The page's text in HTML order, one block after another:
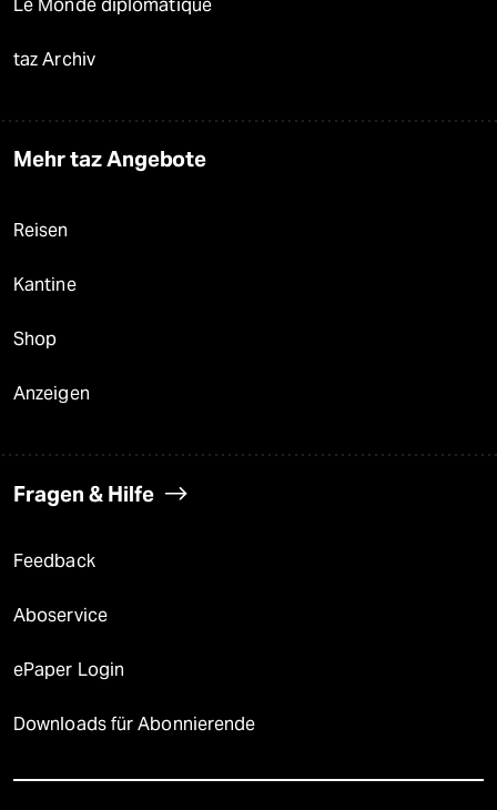
Le Monde diplomatique
taz Archiv
Mehr taz Angebote
Reisen
Kantine
Shop
Anzeigen
Fragen & Hilfe
Feedback
Aboservice
ePaper Login
Downloads für Abonnierende